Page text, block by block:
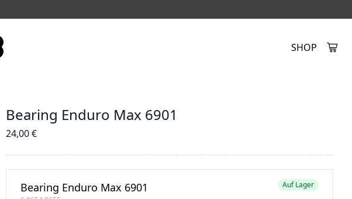
SHOP
Bearing Enduro Max 6901
24,00 €
Bearing Enduro Max 6901 Auf Lager